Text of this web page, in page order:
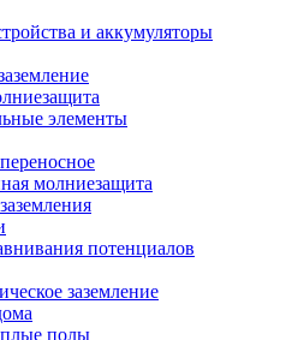
и аккумуляторы
элементы
молниезащита
потенциалов
заземление
полы